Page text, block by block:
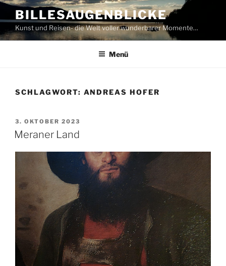
Zum
Inhalt
springen
BILLESAUGENBLICKE
Kunst und Reisen- die Welt voller wunderbarer Momente…
Menü
SCHLAGWORT: ANDREAS HOFER
VERÖFFENTLICHT
AM
3. OKTOBER 2023
Meraner Land